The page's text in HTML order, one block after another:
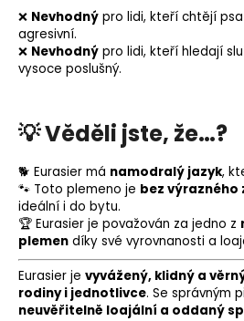
❌ Nevhodný pro lidi, kteří chtějí
agresivní.
❌ Nevhodný pro lidi, kteří hledají
vysoce poslušný.
💡Věděli jste, že…?
🐕 Eurasier má namodralý jazyk,
🐾 Toto plemeno je bez výrazného
ideální i do bytu.
🏆 Eurasier je považován za jedno z
plemen díky své vyrovnanosti a
Eurasier je vyvážený, klidný a
rodiny i jednotlivce. Se správným
neuvěřitelně loajální a oddaný